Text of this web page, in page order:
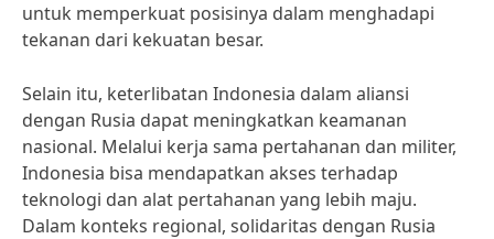
untuk memperkuat posisinya dalam menghadapi
tekanan dari kekuatan besar.
Selain itu, keterlibatan Indonesia dalam aliansi
dengan Rusia dapat meningkatkan keamanan
nasional. Melalui kerja sama pertahanan dan militer,
Indonesia bisa mendapatkan akses terhadap
teknologi dan alat pertahanan yang lebih maju.
Dalam konteks regional, solidaritas dengan Rusia